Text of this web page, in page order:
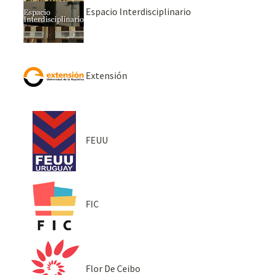
Espacio Interdisciplinario
Extensión
FEUU
FIC
Flor De Ceibo